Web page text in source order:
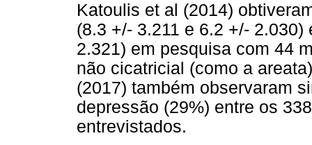
Katoulis et al (2014)
(8.3 +/- 3.211 e 6.2 +/-
2.321) em pesquisa com 44
não cicatricial (como a
(2017) também observaram
depressão (29%) entre os
entrevistados.